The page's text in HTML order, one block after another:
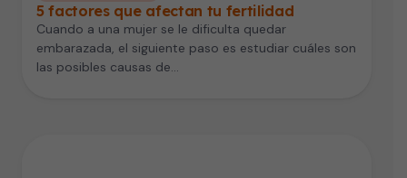
5 factores que afectan tu fertilidad
Cuando a una mujer se le dificulta quedar
embarazada, el siguiente paso es estudiar cuáles son
las posibles causas de…